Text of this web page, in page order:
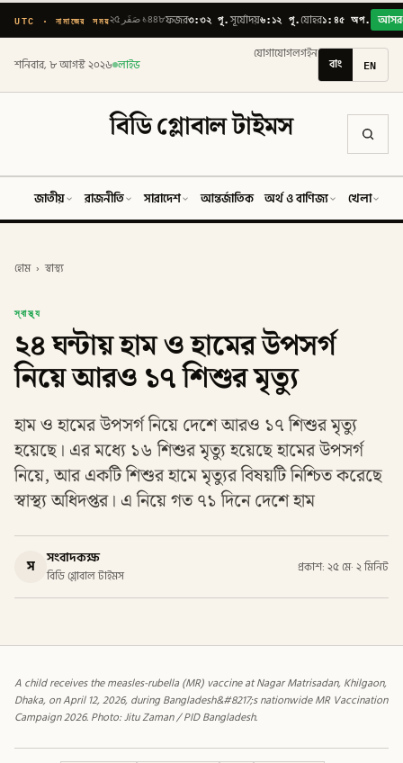
UTC · নামাজের সময় ২৫ صَفَر ১৪৪৮ফজর৩:৩২ পূ.সূর্যোদয়৬:১২ পূ.যোহর১:৪৫ অপ. আসর
শনিবার, ৮ আগস্ট ২০২৬ লাইভ
যোগাযোগলগইন
বাং EN
বিডি গ্লোবাল টাইমস
জাতীয় রাজনীতি সারাদেশ আন্তর্জাতিক অর্থ ও বাণিজ্য খেলা
হোম › স্বাস্থ্য
স্বাস্থ্য
২৪ ঘন্টায় হাম ও হামের উপসর্গ
নিয়ে আরও ১৭ শিশুর মৃত্যু
হাম ও হামের উপসর্গ নিয়ে দেশে আরও ১৭ শিশুর মৃত্যু
হয়েছে। এর মধ্যে ১৬ শিশুর মৃত্যু হয়েছে হামের উপসর্গ
নিয়ে, আর একটি শিশুর হামে মৃত্যুর বিষয়টি নিশ্চিত করেছে
স্বাস্থ্য অধিদপ্তর। এ নিয়ে গত ৭১ দিনে দেশে হাম
স সংবাদকক্ষ
বিডি গ্লোবাল টাইমস
প্রকাশ: ২৫ মে· ২ মিনিট
A child receives the measles-rubella (MR) vaccine at Nagar Matrisadan, Khilgaon,
Dhaka, on April 12, 2026, during Bangladesh&#8217;s nationwide MR Vaccination
Campaign 2026. Photo: Jitu Zaman / PID Bangladesh.